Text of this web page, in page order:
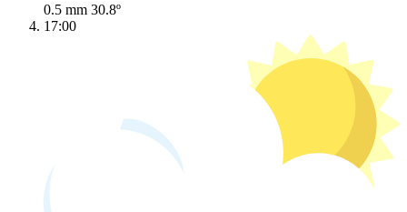
0.5 mm 30.8º
17:00